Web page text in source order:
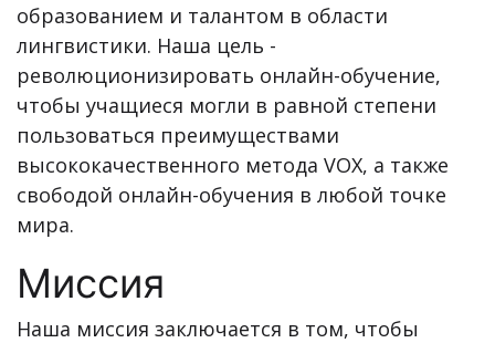
образованием и талантом в области
лингвистики. Наша цель -
революционизировать онлайн-обучение,
чтобы учащиеся могли в равной степени
пользоваться преимуществами
высококачественного метода VOX, а также
свободой онлайн-обучения в любой точке
мира.
Миссия
Наша миссия заключается в том, чтобы